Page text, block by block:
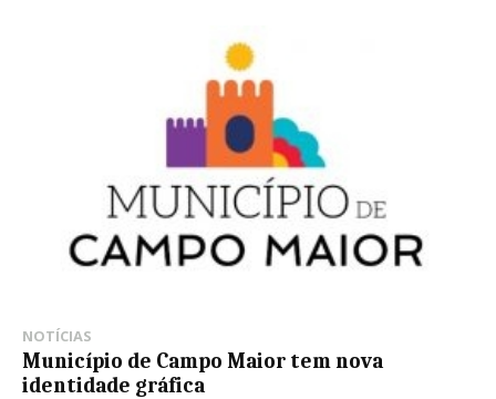
NOTÍCIAS
Município de Campo Maior tem nova
identidade gráfica